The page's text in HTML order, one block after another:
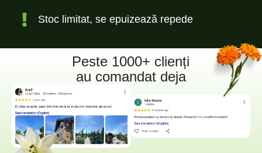
Stoc limitat, se epuizează repede
Peste 1000+ clienți
au comandat deja